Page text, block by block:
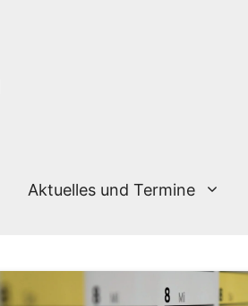
Aktuelles und Termine